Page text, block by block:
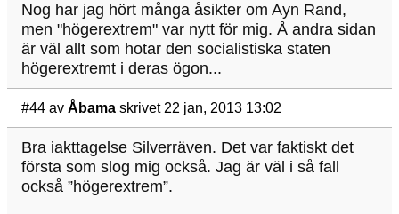
Nog har jag hört många åsikter om Ayn Rand,
men "högerextrem" var nytt för mig. Å andra sidan
är väl allt som hotar den socialistiska staten
högerextremt i deras ögon...
#44 av Åbama skrivet 22 jan, 2013 13:02
Bra iakttagelse Silverräven. Det var faktiskt det
första som slog mig också. Jag är väl i så fall
också ”högerextrem”.